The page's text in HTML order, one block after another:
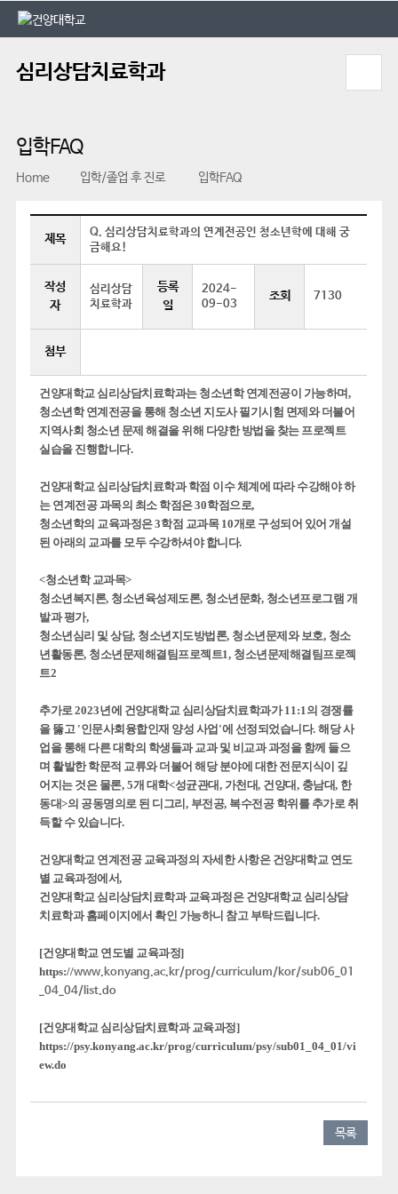
본문 바로가기
대메뉴 바로가기
심리상담치료학과
입학FAQ
Home 입학/졸업 후 진로 입학FAQ
제목
Q. 심리상담치료학과의 연계전공인 청소년학에 대해 궁
금해요!
작성
자
심리상담
치료학과
등록
일
2024-
09-03
조회 7130
첨부
건양대학교 심리상담치료학과는 청소년학 연계전공이 가능하며 ,
청소년학 연계전공을 통해 청소년 지도사 필기시험 면제와 더불어
지역사회 청소년 문제 해결을 위해 다양한 방법을 찾는 프로젝트
실습을 진행합니다.
건양대학교 심리상담치료학과 학점 이수 체계에 따라 수강해야 하
는 연계전공 과목의 최소 학점은30학점으로,
청소년학의 교육과정은3학점 교과목 10개로 구성되어 있어 개설
된 아래의 교과를 모두 수강하셔야 합니다.
<청소년학 교과목>
청소년복지론, 청소년육성제도론, 청소년문화, 청소년프로그램 개
발과 평가,
청소년심리 및 상담, 청소년지도방법론, 청소년문제와 보호, 청소
년활동론, 청소년문제해결팀프로젝트1, 청소년문제해결팀프로젝
트2
추가로2023년에 건양대학교 심리상담치료학과가11:1의 경쟁률
을 뚫고 '인문사회융합인재 양성 사업 '에 선정되었습니다.해당 사
업을 통해 다른 대학의 학생들과 교과 및 비교과 과정을 함께 들으
며 활발한 학문적 교류와 더불어 해당 분야에 대한 전문지식이 깊
어지는 것은 물론, 5개 대학<성균관대, 가천대, 건양대, 충남대, 한
동대>의 공동명의로 된 디그리 , 부전공, 복수전공 학위를 추가로 취
득할 수 있습니다.
건양대학교 연계전공 교육과정의 자세한 사항은 건양대학교 연도
별 교육과정에서,
건양대학교 심리상담치료학과 교육과정은 건양대학교 심리상담
치료학과 홈페이지에서 확인 가능하니 참고 부탁드립니다.
[건양대학교 연도별 교육과정]
https://www.konyang.ac.kr/prog/curriculum/kor/sub06_01
_04_04/list.do
[건양대학교 심리상담치료학과 교육과정]
https://psy.konyang.ac.kr/prog/curriculum/psy/sub01_04_01/vi
ew.do
목록